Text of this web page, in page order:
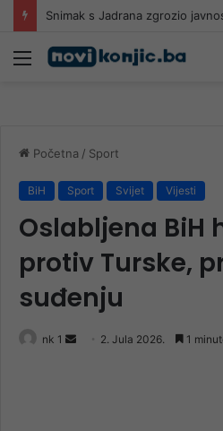
Meni
Početna / Sport
BiH Sport Svijet Vijesti
Oslabljena BiH
protiv Turske,
suđenju
nk 1
Send 2. Jula 2026. 1